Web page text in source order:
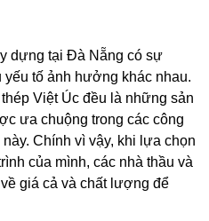
dựng tại Đà Nẵng có sự
yếu tố ảnh hưởng khác nhau.
Việt Úc đều là những sản
ưa chuộng trong các công
Chính vì vậy, khi lựa chọn
của mình, các nhà thầu và
giá cả và chất lượng để